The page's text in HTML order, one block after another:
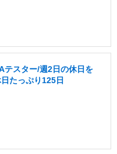
テスター/週2日の休日を
たっぷり125日